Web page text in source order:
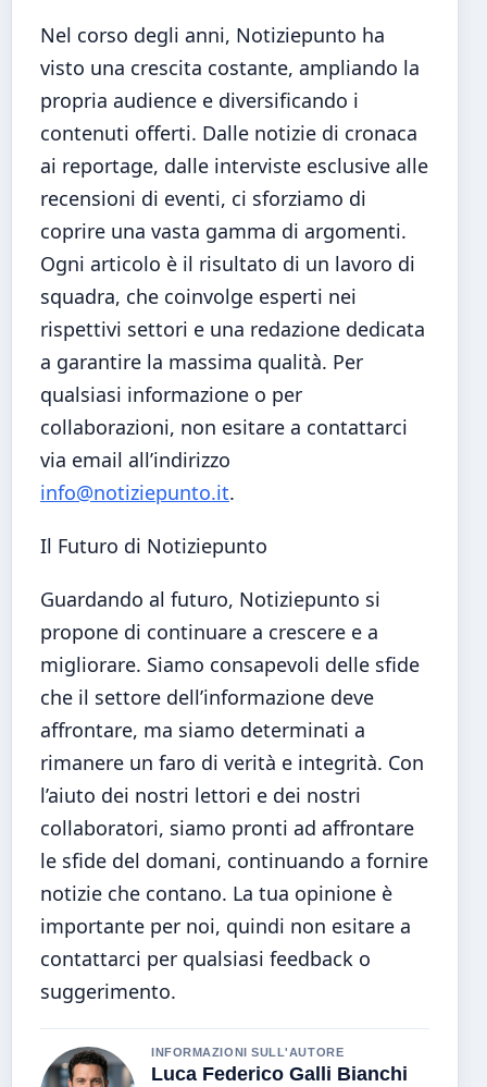
Nel corso degli anni, Notiziepunto ha
visto una crescita costante, ampliando la
propria audience e diversificando i
contenuti offerti. Dalle notizie di cronaca
ai reportage, dalle interviste esclusive alle
recensioni di eventi, ci sforziamo di
coprire una vasta gamma di argomenti.
Ogni articolo è il risultato di un lavoro di
squadra, che coinvolge esperti nei
rispettivi settori e una redazione dedicata
a garantire la massima qualità. Per
qualsiasi informazione o per
collaborazioni, non esitare a contattarci
via email all’indirizzo
info@notiziepunto.it.
Il Futuro di Notiziepunto
Guardando al futuro, Notiziepunto si
propone di continuare a crescere e a
migliorare. Siamo consapevoli delle sfide
che il settore dell’informazione deve
affrontare, ma siamo determinati a
rimanere un faro di verità e integrità. Con
l’aiuto dei nostri lettori e dei nostri
collaboratori, siamo pronti ad affrontare
le sfide del domani, continuando a fornire
notizie che contano. La tua opinione è
importante per noi, quindi non esitare a
contattarci per qualsiasi feedback o
suggerimento.
INFORMAZIONI SULL'AUTORE
Luca Federico Galli Bianchi